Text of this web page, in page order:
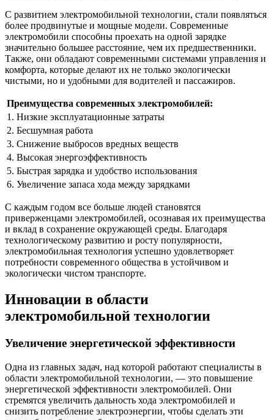
С развитием электромобильной технологии, стали появляться
более продвинутые и мощные модели. Современные
электромобили способны проехать на одной зарядке
значительно большее расстояние, чем их предшественники.
Также, они обладают современными системами управления и
комфорта, которые делают их не только экологически
чистыми, но и удобными для водителей и пассажиров.
Преимущества современных электромобилей:
1. Низкие эксплуатационные затраты
2. Бесшумная работа
3. Снижение выбросов вредных веществ
4. Высокая энергоэффективность
5. Быстрая зарядка и удобство использования
6. Увеличение запаса хода между зарядками
С каждым годом все больше людей становятся
приверженцами электромобилей, осознавая их преимущества
и вклад в сохранение окружающей среды. Благодаря
технологическому развитию и росту популярности,
электромобильная технология успешно удовлетворяет
потребности современного общества в устойчивом и
экологически чистом транспорте.
Инновации в области
электромобильной технологии
Увеличение энергетической эффективности
Одна из главных задач, над которой работают специалисты в
области электромобильной технологии, — это повышение
энергетической эффективности электромобилей. Они
стремятся увеличить дальность хода электромобилей и
снизить потребление электроэнергии, чтобы сделать эти